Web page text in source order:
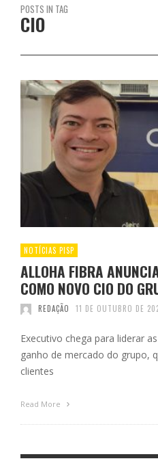
POSTS IN TAG
CIO
NOTÍCIAS PISP
ALLOHA FIBRA
COMO NOVO CIO DO
REDAÇÃO 11 DE OUTUBRO DE
Executivo chega para liderar
ganho de mercado do grupo,
clientes
Read More